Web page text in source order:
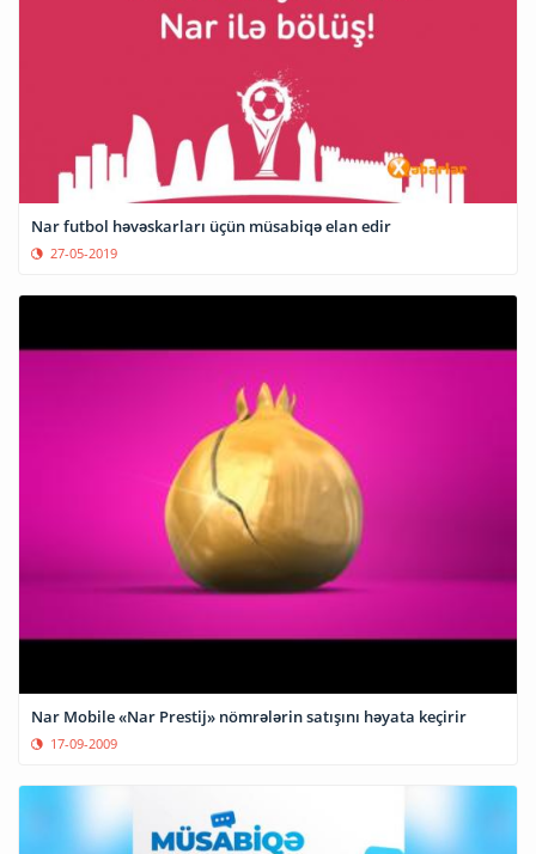
Nar futbol həvəskarları üçün müsabiqə elan edir
27-05-2019
Nar Mobile «Nar Prestij» nömrələrin satışını həyata keçirir
17-09-2009